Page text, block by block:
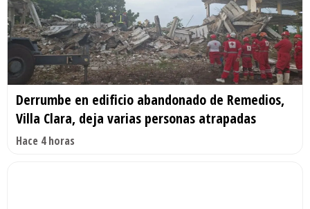
Derrumbe en edificio abandonado de Remedios,
Villa Clara, deja varias personas atrapadas
Hace 4 horas